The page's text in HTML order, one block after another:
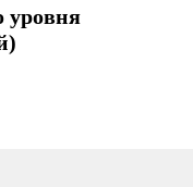
уровня